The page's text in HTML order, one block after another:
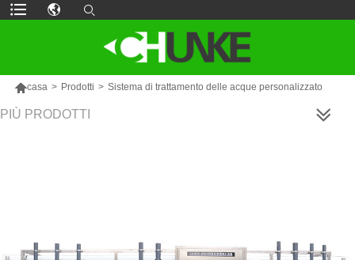
casa > Prodotti > Sistema di trattamento delle acque personalizzato
PIÙ PRODOTTI